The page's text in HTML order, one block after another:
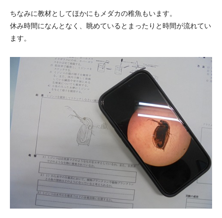
ちなみに教材としてほかにもメダカの稚魚もいます。
休み時間になんとなく、眺めているとまったりと時間が流れてい
ます。